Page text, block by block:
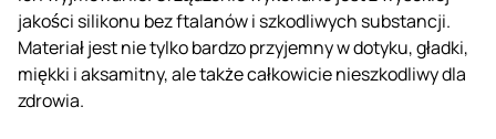
jakości silikonu bez ftalanów i szkodliwych substancji.
Materiał jest nie tylko bardzo przyjemny w dotyku, gładki,
miękki i aksamitny, ale także całkowicie nieszkodliwy dla
zdrowia.